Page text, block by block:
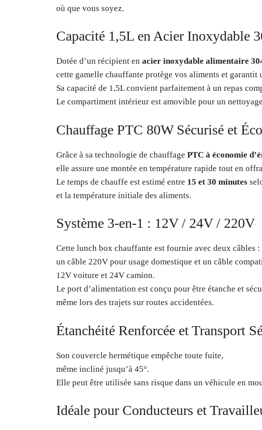
où que vous soyez.
Capacité 1,5L en Acier Inoxydable
Dotée d’un récipient en acier inoxydable alimentaire
cette gamelle chauffante protège vos aliments et garantit
Sa capacité de 1,5L convient parfaitement à un repas
Le compartiment intérieur est amovible pour un
Chauffage PTC 80W Sécurisé et
Grâce à sa technologie de chauffage PTC à économie
elle assure une montée en température rapide tout en
Le temps de chauffe est estimé entre 15 et 30 minutes
et la température initiale des aliments.
Système 3-en-1 : 12V / 24V / 220V
Cette lunch box chauffante est fournie avec deux câbles :
un câble 220V pour usage domestique et un câble
12V voiture et 24V camion.
Le port d’alimentation est conçu pour être étanche et
même lors des trajets sur routes accidentées.
Étanchéité Renforcée et Transport
Son couvercle hermétique empêche toute fuite,
même incliné jusqu’à 45°.
Elle peut être utilisée sans risque dans un véhicule en
Idéale pour Conducteurs et